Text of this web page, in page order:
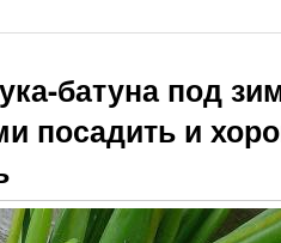
батуна под
посадить и